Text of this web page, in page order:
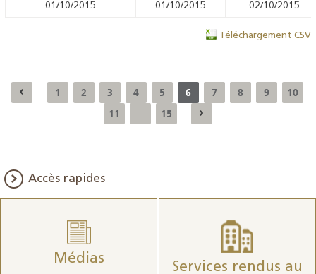
01/10/2015 01/10/2015 02/10/2015
Téléchargement CSV
1 2 3 4 5 6 7 8 9
10
11
15
Accès rapides
Médias
Services rendus au